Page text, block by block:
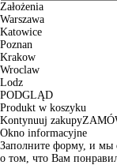
Założenia
Warszawa
Katowice
Poznan
Krakow
Wroclaw
Lodz
PODGLĄD
Produkt w koszyku
Kontynuuj zakupy
Okno informacyjne
Заполните форму, и мы
о том, что Вам